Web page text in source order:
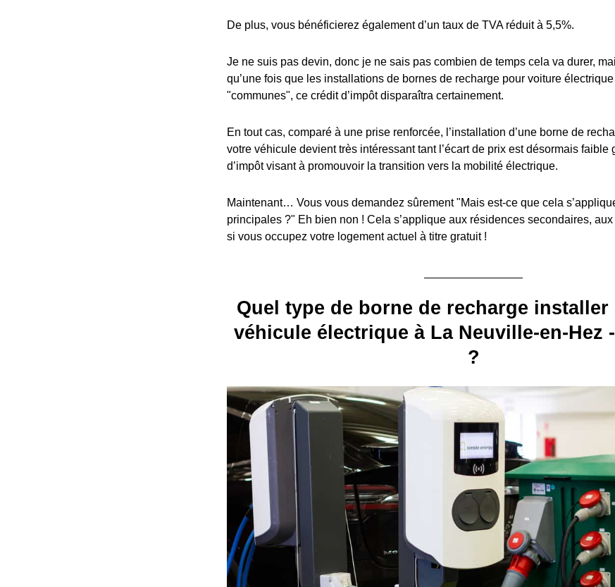
De plus, vous bénéficierez également d’un taux de TVA réduit à 5,5%.
Je ne suis pas devin, donc je ne sais pas combien de temps cela va durer,
qu’une fois que les installations de bornes de recharge pour voiture
"communes", ce crédit d’impôt disparaîtra certainement.
En tout cas, comparé à une prise renforcée, l’installation d’une borne de
votre véhicule devient très intéressant tant l’écart de prix est désormais faible
d’impôt visant à promouvoir la transition vers la mobilité électrique.
Maintenant… Vous vous demandez sûrement "Mais est-ce que cela
principales ?" Eh bien non ! Cela s’applique aux résidences secondaires,
si vous occupez votre logement actuel à titre gratuit !
Quel type de borne de recharge
véhicule électrique à La Neuville-en-Hez -
?